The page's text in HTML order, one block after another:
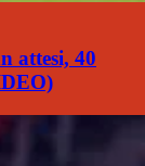
attesi, 40